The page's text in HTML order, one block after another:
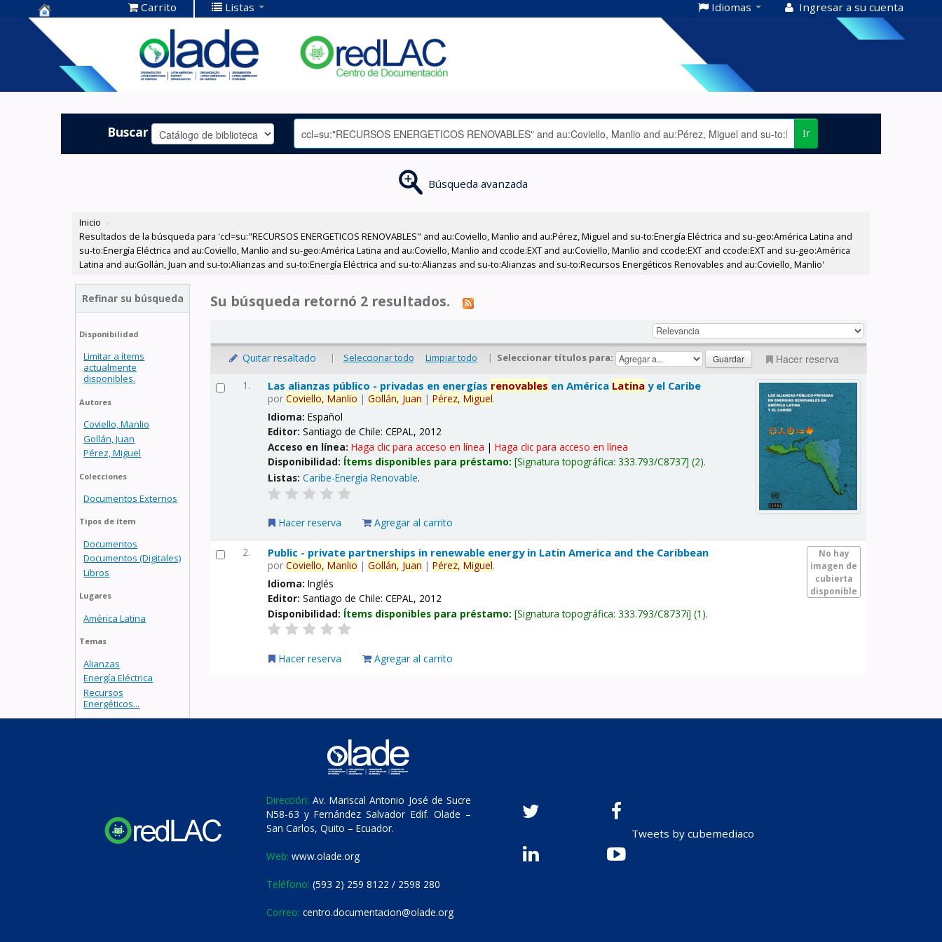
Centro de
Documentación
OLADE -
Carrito Listas Idiomas Ingresar a su cuenta
Buscar Ir
Búsqueda avanzada
Inicio ›
Resultados de la búsqueda para 'ccl=su:"RECURSOS ENERGETICOS RENOVABLES" and au:Coviello, Manlio and au:Pérez, Miguel and su-to:Energía Eléctrica and su-geo:América Latina and
su-to:Energía Eléctrica and au:Coviello, Manlio and su-geo:América Latina and au:Coviello, Manlio and ccode:EXT and au:Coviello, Manlio and ccode:EXT and ccode:EXT and su-geo:América
Latina and au:Gollán, Juan and su-to:Alianzas and su-to:Energía Eléctrica and su-to:Alianzas and su-to:Alianzas and su-to:Recursos Energéticos Renovables and au:Coviello, Manlio'
Refinar su búsqueda
Disponibilidad
Limitar a ítems
actualmente
disponibles.
Autores
Coviello, Manlio
Gollán, Juan
Pérez, Miguel
Colecciones
Documentos Externos
Tipos de ítem
Documentos
Documentos (Digitales)
Libros
Lugares
América Latina
Temas
Alianzas
Energía Eléctrica
Recursos
Energéticos...
Su búsqueda retornó 2 resultados.
Quitar resaltado | Seleccionar todo Limpiar todo | Seleccionar títulos para: Hacer reserva
1. Las alianzas público - privadas en energías renovables en América Latina y el Caribe
porCoviello, Manlio |Gollán, Juan |Pérez, Miguel.
Idioma:Español
Editor:Santiago de Chile: CEPAL, 2012
Acceso en línea:Haga clic para acceso en línea |Haga clic para acceso en línea
Disponibilidad: Ítems disponibles para préstamo: Signatura topográfica:333.793/C8737 (2).
Listas: Caribe-Energía Renovable.
Hacer reserva Agregar al carrito
2.
No hay
imagen de
cubierta
disponible
Public - private partnerships in renewable energy in Latin America and the Caribbean
porCoviello, Manlio |Gollán, Juan |Pérez, Miguel.
Idioma:Inglés
Editor:Santiago de Chile: CEPAL, 2012
Disponibilidad: Ítems disponibles para préstamo: Signatura topográfica:333.793/C8737i (1).
Hacer reserva Agregar al carrito
Dirección: Av. Mariscal Antonio José de Sucre
N58-63 y Fernández Salvador Edif. Olade –
San Carlos, Quito – Ecuador.
Web: www.olade.org
Teléfono: (593 2) 259 8122 / 2598 280
Correo: centro.documentacion@olade.org
Tweets by cubemediaco